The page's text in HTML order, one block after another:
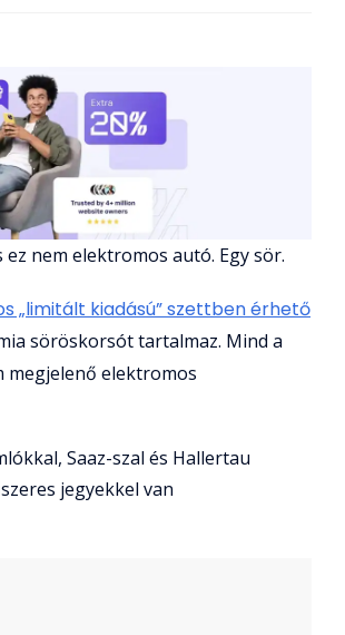
nem elektromos autó. Egy sör.
„limitált kiadású” szettben érhető
söröskorsót tartalmaz. Mind a
megjelenő elektromos
Saaz-szal és Hallertau
jegyekkel van